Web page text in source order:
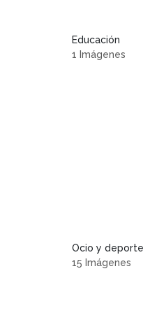
Educación
1 Imágenes
Ocio y deporte
15 Imágenes